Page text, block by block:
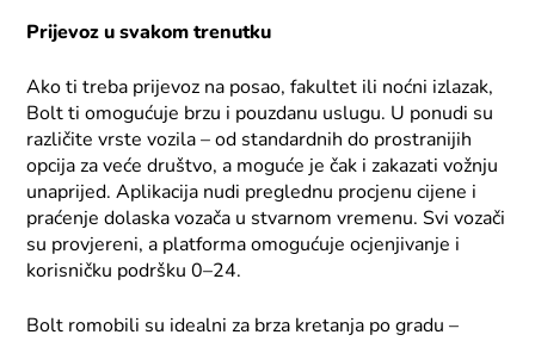
Prijevoz u svakom trenutku
Ako ti treba prijevoz na posao, fakultet ili noćni izlazak,
Bolt ti omogućuje brzu i pouzdanu uslugu. U ponudi su
različite vrste vozila – od standardnih do prostranijih
opcija za veće društvo, a moguće je čak i zakazati vožnju
unaprijed. Aplikacija nudi preglednu procjenu cijene i
praćenje dolaska vozača u stvarnom vremenu. Svi vozači
su provjereni, a platforma omogućuje ocjenjivanje i
korisničku podršku 0–24.
Bolt romobili su idealni za brza kretanja po gradu –